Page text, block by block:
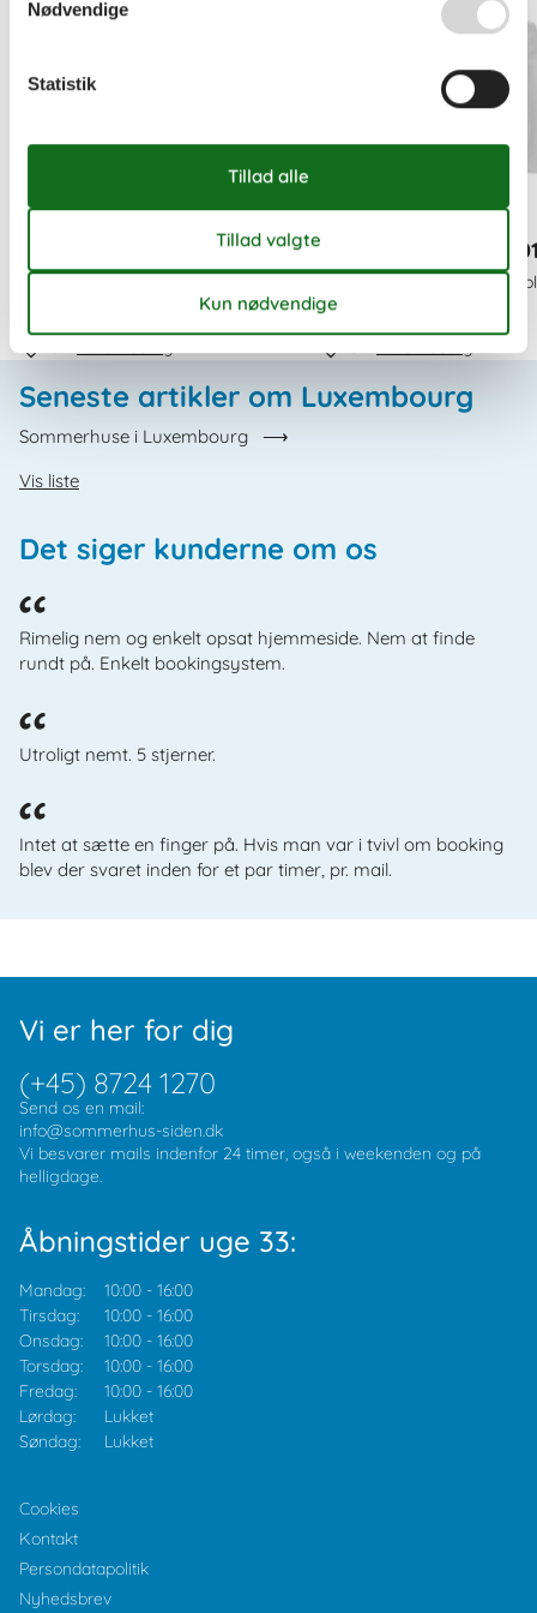
ferie luxembourg 2020
Se et stort udvalg af ferieboliger til
ferie luxembourg
Se et stort udvalg af
ophold i 2019
Seneste artikler om Luxembourg
Sommerhuse i Luxembourg
Vis liste
Det siger kunderne om os
Rimelig nem og enkelt opsat hjemmeside. Nem at finde
rundt på. Enkelt bookingsystem.
Utroligt nemt. 5 stjerner.
Intet at sætte en finger på. Hvis man var i tvivl om booking
blev der svaret inden for et par timer, pr. mail.
Vi er her for dig
(+45) 8724 1270
Send os en mail:
info@sommerhus-siden.dk
Vi besvarer mails indenfor 24 timer, også i weekenden og på
helligdage.
Åbningstider uge 33:
Mandag: 10:00 - 16:00
Tirsdag:
10:00 - 16:00
Onsdag:
10:00 - 16:00
Torsdag:
10:00 - 16:00
Fredag:
10:00 - 16:00
Lørdag:
Lukket
Søndag:
Lukket
Cookies
Kontakt
Persondatapolitik
Nyhedsbrev
Nødvendige
Statistik